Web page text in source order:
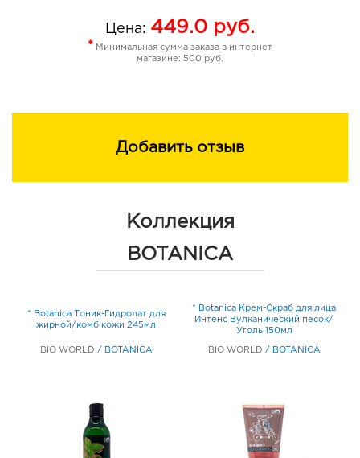
Цена: 449.0 руб.
* Минимальная сумма заказа в интернет
магазине: 500 руб.
Добавить отзыв
Коллекция
BOTANICA
* Botanica Тоник-Гидролат для
жирной/комб кожи 245мл
BIO WORLD / BOTANICA
* Botanica Крем-Скраб для лица
Интенс Вулканический песок/
Уголь 150мл
BIO WORLD / BOTANICA